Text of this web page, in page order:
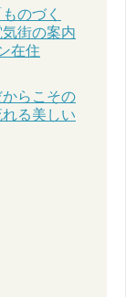
のづく
街の案内
在住
らこその
る美しい